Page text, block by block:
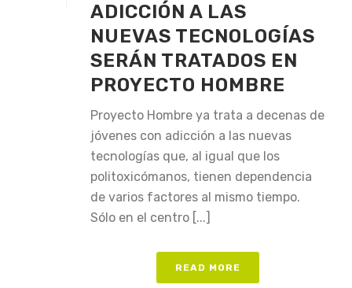
ADICCIÓN A LAS
NUEVAS TECNOLOGÍAS
SERÁN TRATADOS EN
PROYECTO HOMBRE
Proyecto Hombre ya trata a decenas de
jóvenes con adicción a las nuevas
tecnologías que, al igual que los
politoxicómanos, tienen dependencia
de varios factores al mismo tiempo.
Sólo en el centro [...]
READ MORE